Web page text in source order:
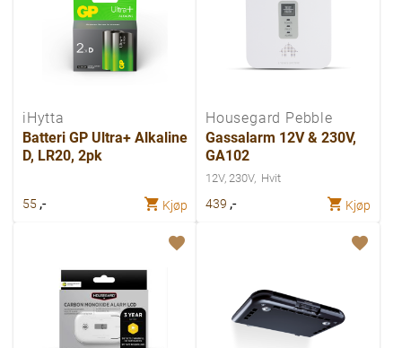
iHytta
Batteri GP Ultra+ Alkaline
D, LR20, 2pk
55 ,- Kjøp
Housegard Pebble
Gassalarm 12V & 230V,
GA102
12V, 230V Hvit
439 ,- Kjøp